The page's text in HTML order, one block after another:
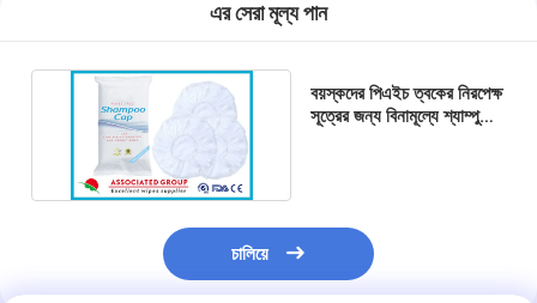
এর সেরা মূল্য পান
বয়স্কদের পিএইচ ত্বকের নিরপেক্ষ
সূত্রের জন্য বিনামূল্যে শ্যাম্পু
চালিয়ে